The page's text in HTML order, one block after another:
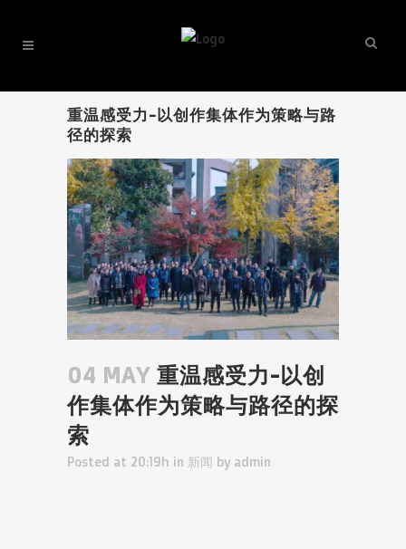
重温感受力-以创作集体作为策略与路
径的探索
04 MAY 重温感受力-以创
作集体作为策略与路径的探
索
Posted at 20:19h in 新闻 by admin